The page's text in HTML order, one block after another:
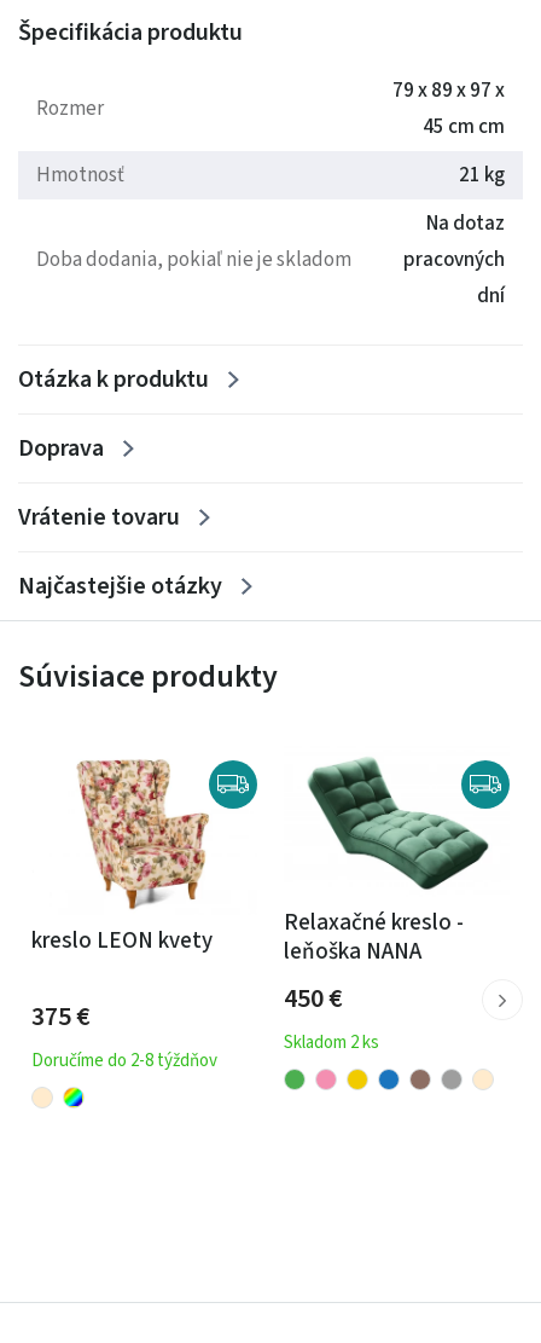
Hmotnost: 21 kg
Špecifikácia produktu
Rozmer
79 x 89 x 97 x
45 cm cm
Hmotnosť
21 kg
Doba dodania, pokiaľ nie je skladom
Na dotaz
pracovných
dní
Otázka k produktu
Doprava
Vrátenie tovaru
Najčastejšie otázky
Súvisiace produkty
kreslo LEON kvety
375€
Doručíme do 2-8 týždňov
Relaxačné kreslo -
leňoška NANA
450€
Skladom 2 ks